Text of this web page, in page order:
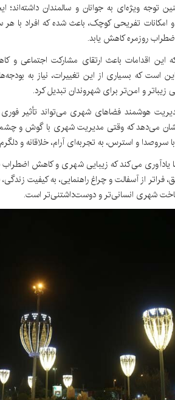
توجه ویژه‌ای به جوانان و سالمندان داشته‌اند؛
تفریحی کوچک، باعث شده که افراد با
روزمره کاهش یابد.
که این اقدامات باعث ارتقای مشارکت
است که بسیاری از این تغییرات، نیاز به
و امن‌تر برای شهروندان تبدیل کرد.
هوشمند فضاهای شهری می‌تواند تأثیر
می‌دهد که وقتی مدیریت شهری با گوش و
سروصدا و استرس، به تجربه‌ای آرام، خلاقانه و
یادآوری می‌کند که زیبایی شهری و کاهش
از آسفالت و چراغ راهنمایی، به کیفیت
شهری انسانی‌تر و دوست‌داشتنی‌تر است.